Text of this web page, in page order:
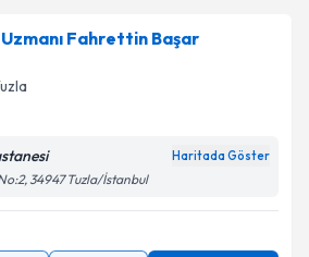
Fahrettin Başar
Haritada Göster
34947 Tuzla/İstanbul